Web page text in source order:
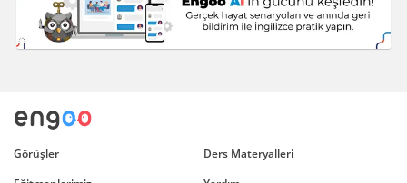
Görüşler
Ders Materyalleri